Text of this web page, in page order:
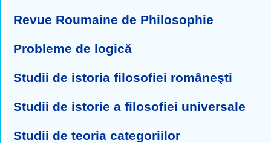
Revue Roumaine de Philosophie
Probleme de logică
Studii de istoria filosofiei româneşti
Studii de istorie a filosofiei universale
Studii de teoria categoriilor